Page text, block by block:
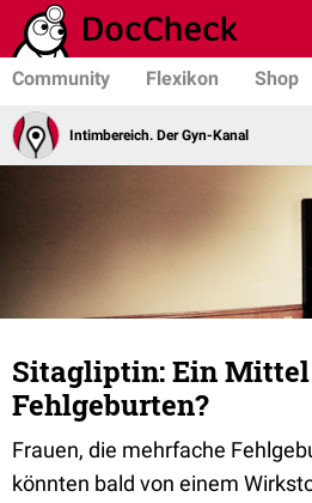
Community Flexikon Shop
Intimbereich. Der Gyn-Kanal
Sitagliptin: Ein Mittel
Fehlgeburten?
Frauen, die mehrfache
könnten bald von einem